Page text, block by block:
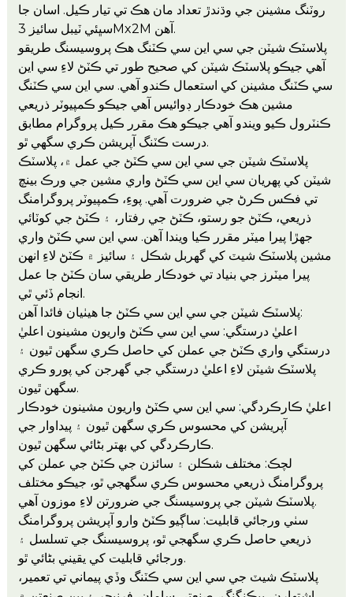
روٽنگ مشينن جي وڌندڙ تعداد مان هڪ تي تيار ڪيل. اسان جا
سڀئي ٽيبل سائيز 3Mx2M آهن.
پلاسٽڪ شيٽن جي سي اين سي ڪٽنگ هڪ پروسيسنگ طريقو
آهي جيڪو پلاسٽڪ شيٽن کي صحيح طور تي ڪٽڻ لاءِ سي اين
سي ڪٽنگ مشينن کي استعمال ڪندو آهي. سي اين سي ڪٽنگ
مشين هڪ خودڪار ڊوائيس آهي جيڪو ڪمپيوٽر ذريعي
ڪنٽرول ڪيو ويندو آهي جيڪو هڪ مقرر ڪيل پروگرام مطابق
درست ڪٽنگ آپريشن ڪري سگهي ٿو.
پلاسٽڪ شيٽن جي سي اين سي ڪٽڻ جي عمل ۾، پلاسٽڪ
شيٽن کي پهريان سي اين سي ڪٽڻ واري مشين جي ورڪ بينچ
تي فڪس ڪرڻ جي ضرورت آهي. پوءِ، ڪمپيوٽر پروگرامنگ
ذريعي، ڪٽڻ جو رستو، ڪٽڻ جي رفتار، ۽ ڪٽڻ جي کوٽائي
جهڙا پيرا ميٽر مقرر ڪيا ويندا آهن. سي اين سي ڪٽڻ واري
مشين پلاسٽڪ شيٽ کي گهربل شڪل ۽ سائيز ۾ ڪٽڻ لاءِ انهن
پيرا ميٽرز جي بنياد تي خودڪار طريقي سان ڪٽڻ جا عمل
انجام ڏئي ٿي.
پلاسٽڪ شيٽن جي سي اين سي ڪٽڻ جا هيٺيان فائدا آهن:
اعليٰ درستگي: سي اين سي ڪٽڻ واريون مشينون اعليٰ
درستگي واري ڪٽڻ جي عملن کي حاصل ڪري سگهن ٿيون ۽
پلاسٽڪ شيٽن لاءِ اعليٰ درستگي جي گهرجن کي پورو ڪري
سگهن ٿيون.
اعليٰ ڪارڪردگي: سي اين سي ڪٽڻ واريون مشينون خودڪار
آپريشن کي محسوس ڪري سگهن ٿيون ۽ پيداوار جي
ڪارڪردگي کي بهتر بڻائي سگهن ٿيون.
لچڪ: مختلف شڪلن ۽ سائزن جي ڪٽڻ جي عملن کي
پروگرامنگ ذريعي محسوس ڪري سگهجي ٿو، جيڪو مختلف
پلاسٽڪ شيٽن جي پروسيسنگ جي ضرورتن لاءِ موزون آهي.
سٺي ورجائي قابليت: ساڳيو ڪٽڻ وارو آپريشن پروگرامنگ
ذريعي حاصل ڪري سگهجي ٿو، پروسيسنگ جي تسلسل ۽
ورجائي قابليت کي يقيني بڻائي ٿو.
پلاسٽڪ شيٽ جي سي اين سي ڪٽنگ وڏي پيماني تي تعمير،